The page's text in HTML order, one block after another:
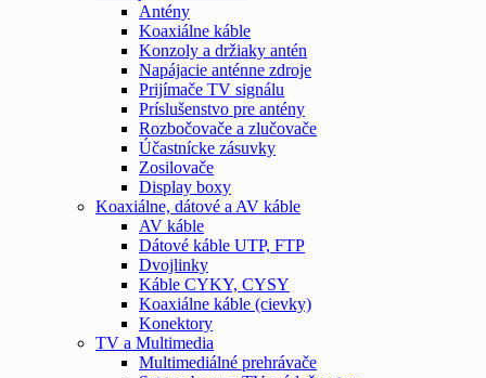
Antény
Koaxiálne káble
Konzoly a držiaky antén
Napájacie anténne zdroje
Prijímače TV signálu
Príslušenstvo pre antény
Rozbočovače a zlučovače
Účastnícke zásuvky
Zosilovače
Display boxy
Koaxiálne, dátové a AV káble
AV káble
Dátové káble UTP, FTP
Dvojlinky
Káble CYKY, CYSY
Koaxiálne káble (cievky)
Konektory
TV a Multimedia
Multimediálné prehrávače